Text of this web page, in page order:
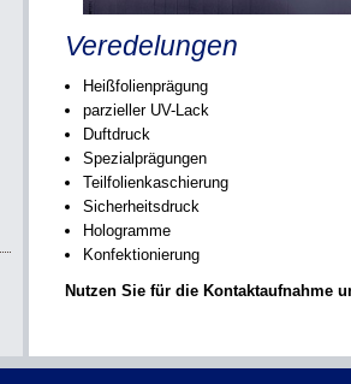
Veredelungen
Heißfolienprägung
parzieller UV-Lack
Duftdruck
Spezialprägungen
Teilfolienkaschierung
Sicherheitsdruck
Hologramme
Konfektionierung
Nutzen Sie für die Kontaktaufnahme